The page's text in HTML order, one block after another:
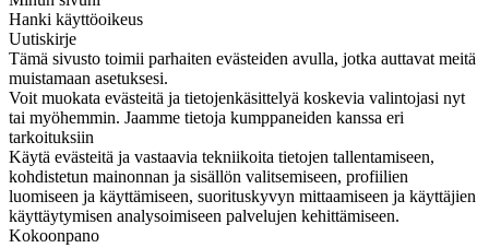
Hanki käyttöoikeus
Uutiskirje
Tämä sivusto toimii parhaiten evästeiden avulla, jotka auttavat meitä
muistamaan asetuksesi.
Voit muokata evästeitä ja tietojenkäsittelyä koskevia valintojasi nyt
tai myöhemmin. Jaamme tietoja kumppaneiden kanssa eri
tarkoituksiin
Käytä evästeitä ja vastaavia tekniikoita tietojen tallentamiseen,
kohdistetun mainonnan ja sisällön valitsemiseen, profiilien
luomiseen ja käyttämiseen, suorituskyvyn mittaamiseen ja käyttäjien
käyttäytymisen analysoimiseen palvelujen kehittämiseen.
Kokoonpano